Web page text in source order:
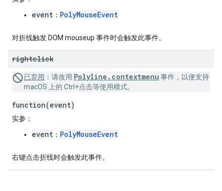
event ： PolyMouseEvent
对折线触发 DOM mouseup 事件时会触发此事件。
rightclick
已弃用 ： 请改用 Polyline.contextmenu 事件，以便支持
macOS 上的 Ctrl+点击等使用模式。
function(event)
实参 ：
event ： PolyMouseEvent
右键点击折线时会触发此事件。